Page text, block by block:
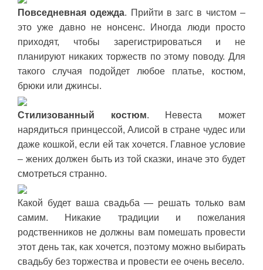
Повседневная одежда. Прийти в загс в чистом –
это уже давно не нонсенс. Иногда люди просто
приходят, чтобы зарегистрироваться и не
планируют никаких торжеств по этому поводу. Для
такого случая подойдет любое платье, костюм,
брюки или джинсы.
Стилизованный костюм. Невеста может
нарядиться принцессой, Алисой в стране чудес или
даже кошкой, если ей так хочется. Главное условие
– жених должен быть из той сказки, иначе это будет
смотреться странно.
Какой будет ваша свадьба — решать только вам
самим. Никакие традиции и пожелания
родственников не должны вам помешать провести
этот день так, как хочется, поэтому можно выбирать
свадьбу без торжества и провести ее очень весело.